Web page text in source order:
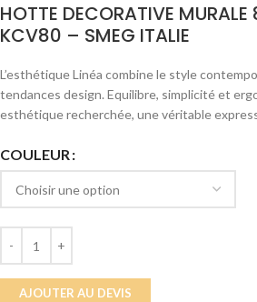
HOTTE DECORATIVE
KCV80 – SMEG ITALIE
L’esthétique Linéa combine le style
tendances design. Equilibre, simplicité et
esthétique recherchée, une véritable
COULEUR
AJOUTER AU DEVIS